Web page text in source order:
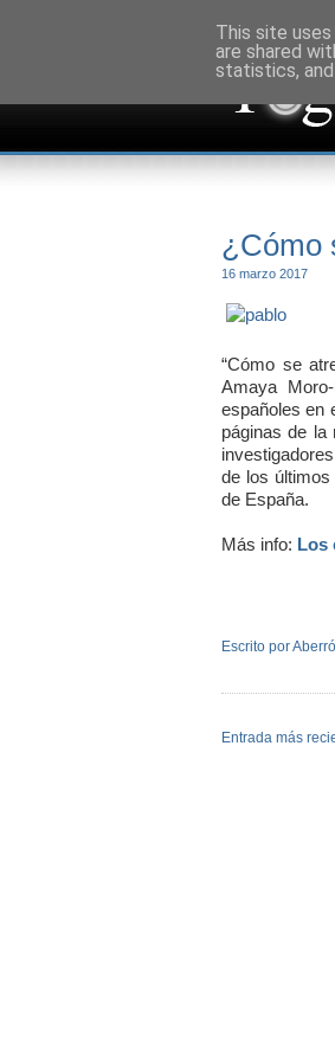
¿Cómo
16 marzo 2017
“Cómo se
Amaya
españoles en
páginas de la
de los
de España.
Más info: Los
Escrito por
Entrada más
This site
are shared
statistics,